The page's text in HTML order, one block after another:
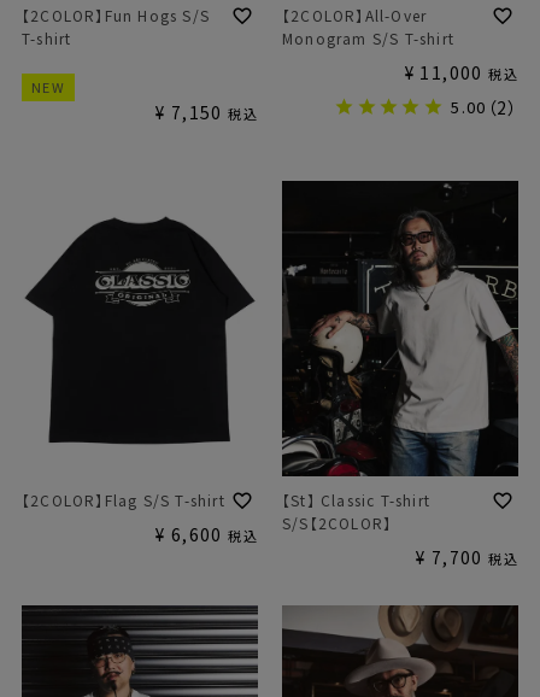
【2COLOR】Fun Hogs S/S
T-shirt
NEW
¥ 7,150 税込
【2COLOR】All-Over
Monogram S/S T-shirt
¥ 11,000 税込
5.00 （2）
【2COLOR】Flag S/S T-shirt
¥ 6,600 税込
【St】 Classic T-shirt
S/S【2COLOR】
¥ 7,700 税込